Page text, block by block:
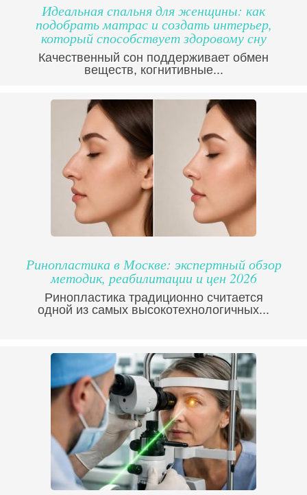
Идеальная спальня для женщины: как
подобрать матрас и создать интерьер,
который способствует здоровому сну
Качественный сон поддерживает обмен
веществ, когнитивные...
Ринопластика в Москве: экспертный обзор
методик, реабилитации и цен 2026
Ринопластика традиционно считается
одной из самых высокотехнологичных...